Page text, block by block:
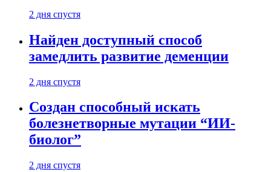
2 дня спустя
Найден доступный способ
замедлить развитие деменции
2 дня спустя
Создан способный искать
болезнетворные мутации “ИИ-
биолог”
2 дня спустя